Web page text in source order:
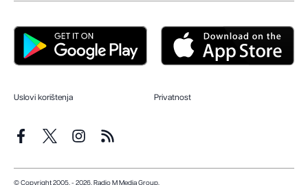
Uslovi korištenja Privatnost
© Copyright 2005. - 2026. Radio M Media Group.